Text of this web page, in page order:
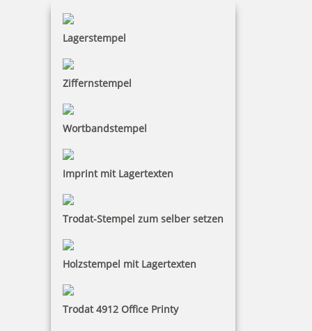
Lagerstempel
Ziffernstempel
Wortbandstempel
Imprint mit Lagertexten
Trodat-Stempel zum selber setzen
Holzstempel mit Lagertexten
Trodat 4912 Office Printy